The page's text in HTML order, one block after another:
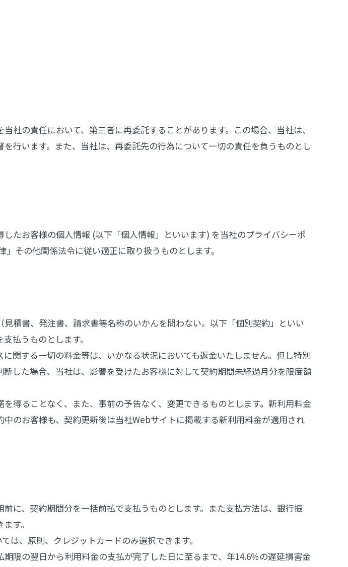
社の責任において、第三者に再委託することがあります。この場合、当社は、
行います。また、当社は、再委託先の行為について一切の責任を負うものとし
たお客様の個人情報 (以下「個人情報」といいます) を当社のプライバシーポ
その他関係法令に従い適正に取り扱うものとします。
積書、発注書、請求書等名称のいかんを問わない。以下「個別契約」といい
払うものとします。
関する一切の料金等は、いかなる状況においても返金いたしません。但し特別
した場合、当社は、影響を受けたお客様に対して契約期間未経過月分を限度額
得ることなく、また、事前の予告なく、変更できるものとします。新利用料金
のお客様も、契約更新後は当社Webサイトに掲載する新利用料金が適用され
に、契約期間分を一括前払で支払うものとします。また支払方法は、銀行振
す。
、原則、クレジットカードのみ選択できます。
限の翌日から利用料金の支払が完了した日に至るまで、年14.6％の遅延損害金